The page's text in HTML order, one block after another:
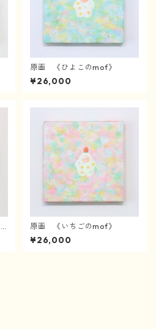
原画 《ひよこのmof》
¥26,000
原画 《いちごのmof》
¥26,000